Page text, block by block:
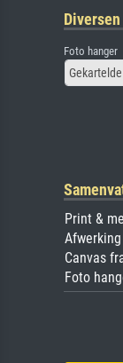
Foto hanger
Print &
Afwerking
Canvas
Foto